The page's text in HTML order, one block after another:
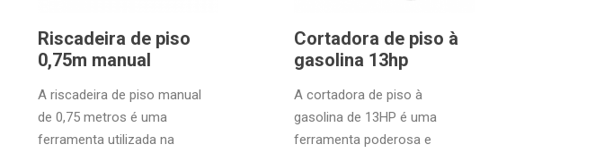
Riscadeira de piso
0,75m manual
A riscadeira de piso manual
de 0,75 metros é uma
ferramenta utilizada na
Cortadora de piso à
gasolina 13hp
A cortadora de piso à
gasolina de 13HP é uma
ferramenta poderosa e